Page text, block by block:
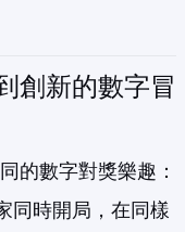
創新的數字冒
的數字對獎樂趣：
同時開局，在同樣